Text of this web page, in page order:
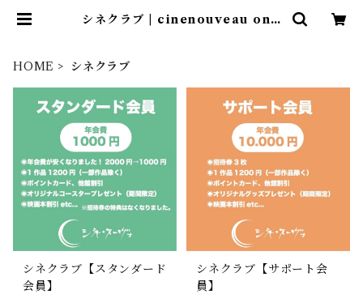
シネクラブ | cinenouveau onli
HOME シネクラブ
シネクラブ【スタンダード
会員】
シネクラブ【サポート会
員】